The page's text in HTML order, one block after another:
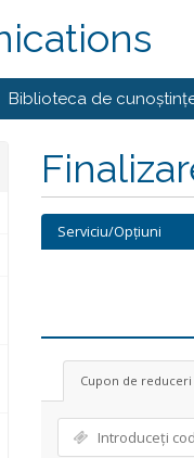
Biblioteca de
Serviciu/Opțiuni
Cupon de reduceri